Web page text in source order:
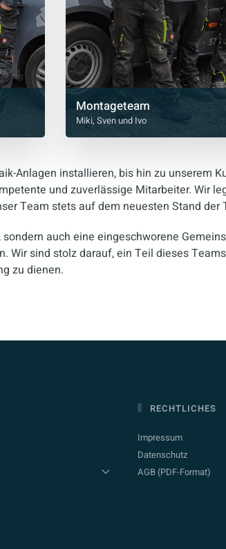
Montageteam
Miki, Sven und Ivo
Anlagen installieren, bis hin zu unserem
und zuverlässige Mitarbeiter. Wir
Team stets auf dem neuesten Stand der
auch eine eingeschworene
Wir sind stolz darauf, ein Teil dieses
zu dienen.
RECHTLICHES
Impressum
Datenschutz
AGB (PDF-Format)